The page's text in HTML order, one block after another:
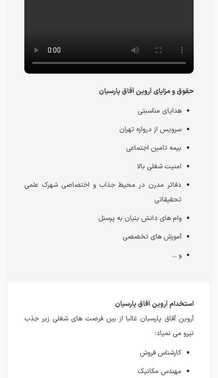
حقوق و مزایای آروین آفاق پارسیان
هدایای مناسبتی
سرویس از دروازه تهران
بیمه تامین اجتماعی
امنیت شغلی بالا
دفاتر مدرن در محیط جذاب و اختصاصی شهرک علمی
تحقیقاتی
وام های دانش بنیان به پرسنل
آموزش های تخصصی
و ...
استخدام آروین آفاق پارسیان
آروین آفاق پارسیان غالبا از بین فرصت های شغلی زیر جذب
نیرو می نمیاد:
کارشناس فروش
مهندس مکانیک